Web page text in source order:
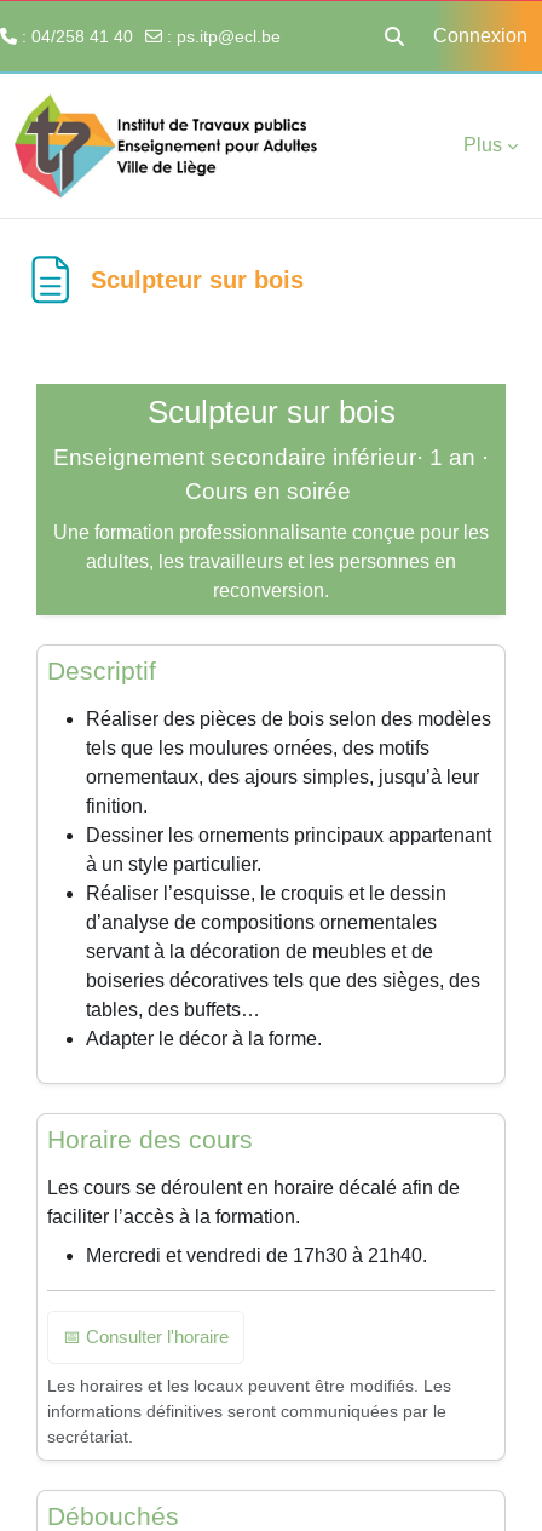
: 04/258 41 40 : ps.itp@ecl.be
Activer/
Connexion
Plus
Sculpteur sur bois
Sculpteur sur bois
Enseignement secondaire inférieur· 1 an ·
Cours en soirée
Une formation professionnalisante conçue pour les
adultes, les travailleurs et les personnes en
reconversion.
Descriptif
Réaliser des pièces de bois selon des modèles
tels que les moulures ornées, des motifs
ornementaux, des ajours simples, jusqu’à leur
finition.
Dessiner les ornements principaux appartenant
à un style particulier.
Réaliser l’esquisse, le croquis et le dessin
d’analyse de compositions ornementales
servant à la décoration de meubles et de
boiseries décoratives tels que des sièges, des
tables, des buffets…
Adapter le décor à la forme.
Horaire des cours
Les cours se déroulent en horaire décalé afin de
faciliter l’accès à la formation.
Mercredi et vendredi de 17h30 à 21h40.
📅 Consulter l'horaire
Les horaires et les locaux peuvent être modifiés. Les
informations définitives seront communiquées par le
secrétariat.
Débouchés